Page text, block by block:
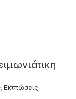
, Εκτπώσεις